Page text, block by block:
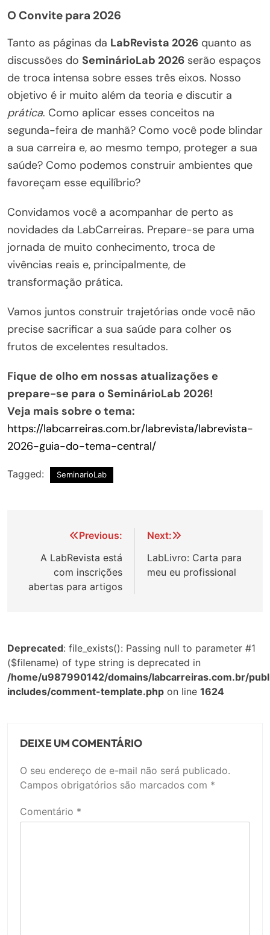
O Convite para 2026
Tanto as páginas da LabRevista 2026 quanto as
discussões do SeminárioLab 2026 serão espaços
de troca intensa sobre esses três eixos. Nosso
objetivo é ir muito além da teoria e discutir a
prática. Como aplicar esses conceitos na
segunda-feira de manhã? Como você pode blindar
a sua carreira e, ao mesmo tempo, proteger a sua
saúde? Como podemos construir ambientes que
favoreçam esse equilíbrio?
Convidamos você a acompanhar de perto as
novidades da LabCarreiras. Prepare-se para uma
jornada de muito conhecimento, troca de
vivências reais e, principalmente, de
transformação prática.
Vamos juntos construir trajetórias onde você não
precise sacrificar a sua saúde para colher os
frutos de excelentes resultados.
Fique de olho em nossas atualizações e
prepare-se para o SeminárioLab 2026!
Veja mais sobre o tema:
https://labcarreiras.com.br/labrevista/labrevista-
2026-guia-do-tema-central/
Tagged: SeminarioLab
Navegação
Post
Previous:
A LabRevista está
com inscrições
abertas para artigos
Next:
LabLivro: Carta para
meu eu profissional
Deprecated: file_exists(): Passing null to parameter #1
($filename) of type string is deprecated in
/home/u987990142/domains/labcarreiras.com.br/
includes/comment-template.php on line 1624
DEIXE UM COMENTÁRIO
O seu endereço de e-mail não será publicado.
Campos obrigatórios são marcados com *
Comentário *